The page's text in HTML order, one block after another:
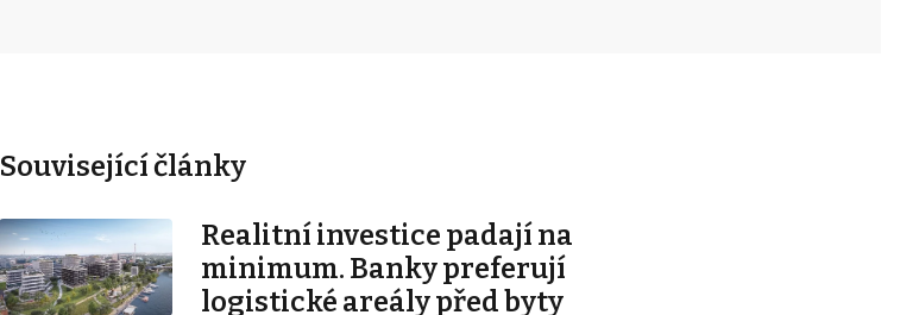
Související články
Realitní investice padají na
minimum. Banky preferují
logistické areály před byty